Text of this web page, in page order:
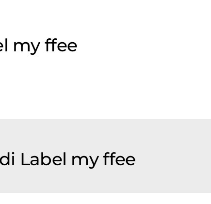
my ffee
Label my ffee